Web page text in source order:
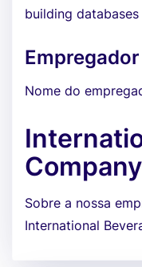
building databases
Empregador
Nome do
Company
Sobre a nossa
International